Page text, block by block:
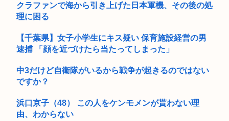
【性犯罪】警察が認知する不同意性交事件の件数が増加 背景に
要件追...
めっちゃカメレオン（インディーズゲーム）の売り上げ、147
億円突...
ペルソナ、お尻ゲームnikkeとコラボしたのに全くケツを揺ら
さな...
ショートスリーパー堀さん、だいぶ厳しい…www
クラファンで海から引き上げた日本軍機、その後の処
理に困る
【千葉県】女子小学生にキス疑い 保育施設経営の男
逮捕 「顔を近づけたら当たってしまった」
中3だけど自衛隊がいるから戦争が起きるのではない
ですか？
浜口京子（48） この人をケンモメンが貰わない理
由、わからない